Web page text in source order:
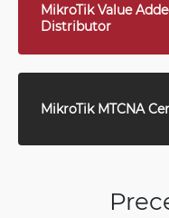
MikroTik Value
Distributor
MikroTik MTCNA